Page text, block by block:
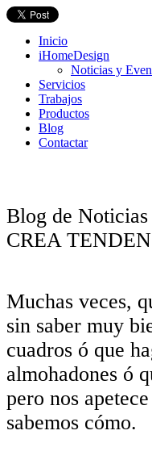
Inicio
iHomeDesign
Noticias y
Servicios
Trabajos
Productos
Blog
Contactar
Blog de Noticias
CREA
Muchas veces,
sin saber muy
cuadros ó que
almohadones ó
pero nos
sabemos cómo.